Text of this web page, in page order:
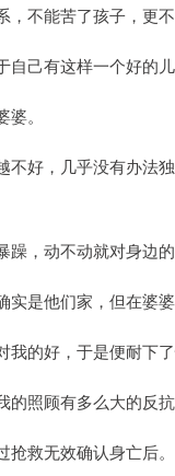
不能苦了孩子，更不
己有这样一个好的儿
。
不好，几乎没有办法
，动不动就对身边
是他们家，但在婆
的好，于是便耐下了
照顾有多么大的反抗
救无效确认身亡后。